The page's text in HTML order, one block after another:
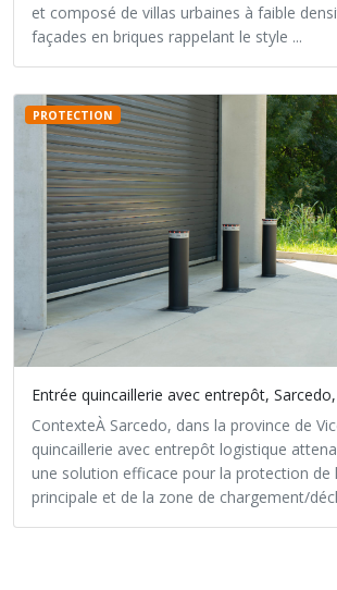
et composé de villas urbaines à faible
façades en briques rappelant le style ...
PROTECTION
Entrée quincaillerie avec entrepôt,
ContexteÀ Sarcedo, dans la province de
quincaillerie avec entrepôt logistique
une solution efficace pour la protection de
principale et de la zone de chargement/